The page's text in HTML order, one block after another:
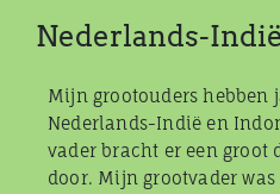
Nederlands-
Mijn grootouders hebben
Nederlands-Indië en
vader bracht er een groot
door. Mijn grootvader was